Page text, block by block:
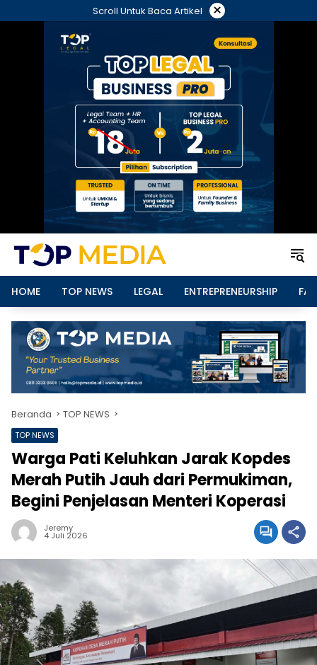
ke
Scroll Untuk Baca Artikel ×
HOME TOP NEWS LEGAL ENTREPRENEURSHIP
Beranda TOP NEWS
TOP NEWS
Warga Pati Keluhkan Jarak Kopdes
Merah Putih Jauh dari Permukiman,
Begini Penjelasan Menteri Koperasi
Jeremy
4 Juli 2026